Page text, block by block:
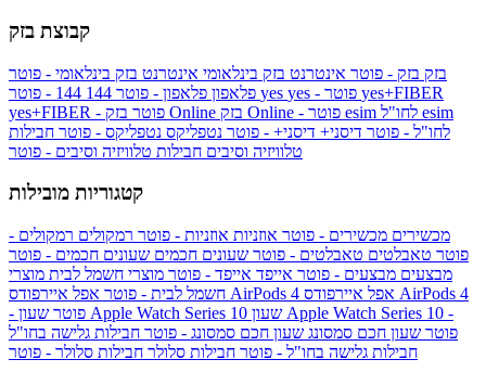
קבוצת בזק
בזק בזק - פוטר אינטרנט בזק בינלאומי אינטרנט בזק בינלאומי - פוטר
פלאפון פלאפון - פוטר 144 yes
yes+FIBER
yes+FIBER - פוטר בזק Online
esim
לחו"ל - פוטר דיסני+ דיסני+ - פוטר נטפליקס נטפליקס - פוטר חבילות
טלוויזיה וסיבים חבילות טלוויזיה וסיבים - פוטר
קטגוריות מובילות
מכשירים מכשירים - פוטר אוזניות אוזניות - פוטר רמקולים רמקולים -
פוטר טאבלטים טאבלטים - פוטר שעונים חכמים שעונים חכמים - פוטר
מבצעים מבצעים - פוטר אייפד אייפד - פוטר מוצרי חשמל לבית מוצרי
חשמל לבית - פוטר אפל איירפודס AirPods 4 אפל איירפודס AirPods 4
- פוטר שעון Apple Watch Series 10 שעון Apple Watch Series 10 -
פוטר שעון חכם סמסונג שעון חכם סמסונג - פוטר חבילות גלישה בחו"ל
חבילות גלישה בחו"ל - פוטר חבילות סלולר חבילות סלולר - פוטר